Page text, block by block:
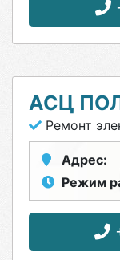
АСЦ
Ремонт
Адрес:
Режим